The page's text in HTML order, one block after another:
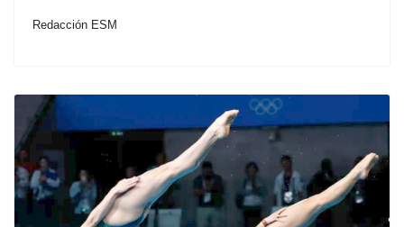
Redacción ESM